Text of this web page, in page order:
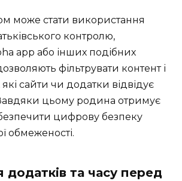
може стати використання
контролю,
app або інших подібних
фільтрувати контент і
сайти чи додатки відвідує
цьому родина отримує
цифрову безпеку
обмеженості.
та часу перед